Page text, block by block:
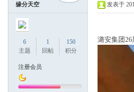
缘分天空
6
主题
1
回帖
150
积分
注册会员
发表于
潞安集团